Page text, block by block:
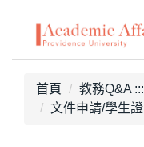
首頁 教務Q&A :::
文件申請/學生證